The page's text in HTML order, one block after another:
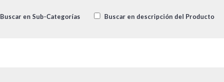
Buscar en Sub-Categorías Buscar en descripción del Producto